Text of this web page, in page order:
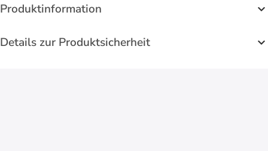
Produktinformation
Details zur Produktsicherheit